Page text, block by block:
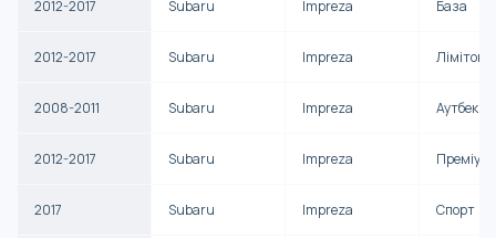
2012-2017 Subaru Impreza База
2012-2017 Subaru Impreza
2008-2011 Subaru Impreza Аутбек
2012-2017 Subaru Impreza Преміум
2017 Subaru Impreza Спорт